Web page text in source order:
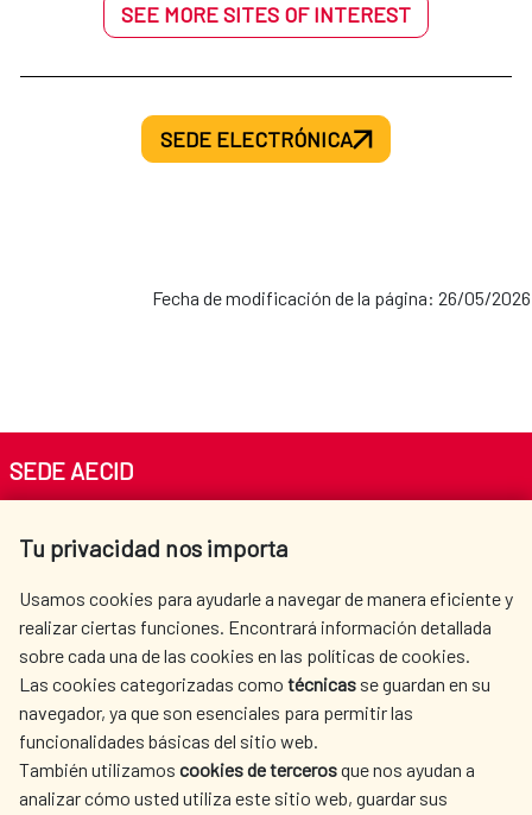
SEE MORE SITES OF INTEREST
SEDE ELECTRÓNICA
Fecha de modificación de la página: 26/05/2026
Tu privacidad nos importa
Usamos cookies para ayudarle a navegar de manera eficiente y
realizar ciertas funciones. Encontrará información detallada
sobre cada una de las cookies en las políticas de cookies.
Las cookies categorizadas como técnicas se guardan en su
navegador, ya que son esenciales para permitir las
funcionalidades básicas del sitio web.
También utilizamos cookies de tercerosque nos ayudan a
analizar cómo usted utiliza este sitio web, guardar sus
SEDE AECID
Tel. +34 900 20 30 54​​​​​​​
AECID
WHERE DO WE COOPERATE?
SPANISH HUMANITARIAN
ACTION
PRESS ROOM
CULTURE AND SCIENCE LIBRARY